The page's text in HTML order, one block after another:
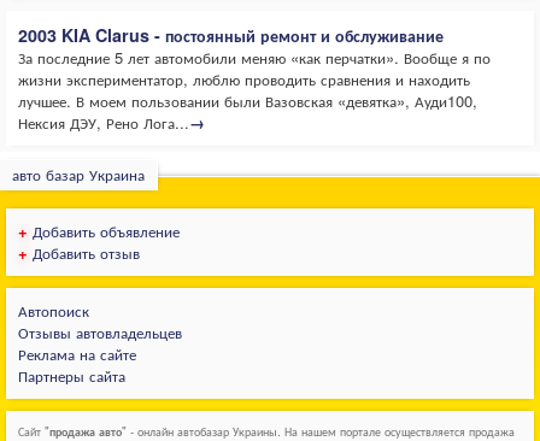
2003 KIA Clarus - постоянный ремонт и обслуживание
За последние 5 лет автомобили меняю «как перчатки». Вообще я по
жизни экспериментатор, люблю проводить сравнения и находить
лучшее. В моем пользовании были Вазовская «девятка», Ауди100,
Нексия ДЭУ, Рено Лога...→
авто базар Украина
+ Добавить объявление
+ Добавить отзыв
Автопоиск
Отзывы автовладельцев
Реклама на сайте
Партнеры сайта
Сайт "продажа авто" - онлайн автобазар Украины. На нашем портале осуществляется продажа